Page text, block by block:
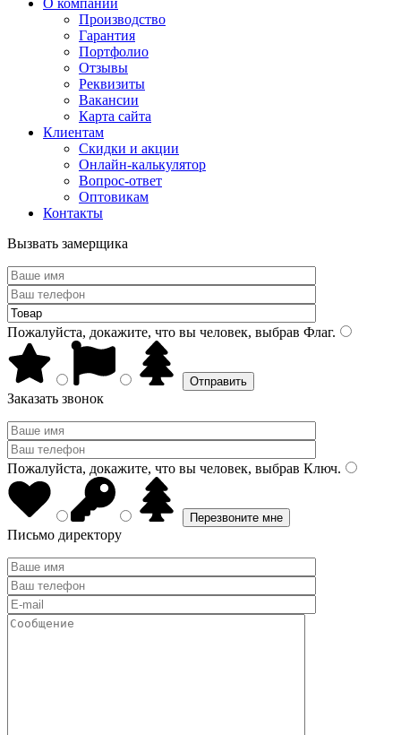
О компании
Производство
Гарантия
Портфолио
Отзывы
Реквизиты
Вакансии
Карта сайта
Клиентам
Скидки и акции
Онлайн-калькулятор
Вопрос-ответ
Оптовикам
Контакты
Вызвать замерщика
Пожалуйста, докажите, что вы человек, выбрав Флаг.
Заказать звонок
Пожалуйста, докажите, что вы человек, выбрав Ключ.
Письмо директору